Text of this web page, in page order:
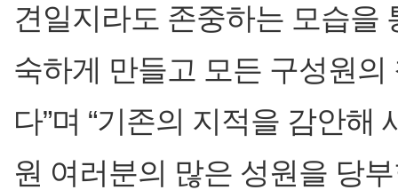
견일지라도 존중하는 모습을
숙하게 만들고 모든 구성원의
다”며 “기존의 지적을 감안
원 여러분의 많은 성원을 당